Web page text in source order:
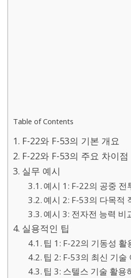
Table of Contents
F-22와 F-53의 기본 개요
F-22와 F-53의 주요 차이점
실무 예시
예시 1: F-22의 공중 전
예시 2: F-53의 다목적
예시 3: 전자전 능력 비
실용적인 팁
팁 1: F-22의 기동성 활
팁 2: F-53의 최신 기술
팁 3: 스텔스 기술 활용